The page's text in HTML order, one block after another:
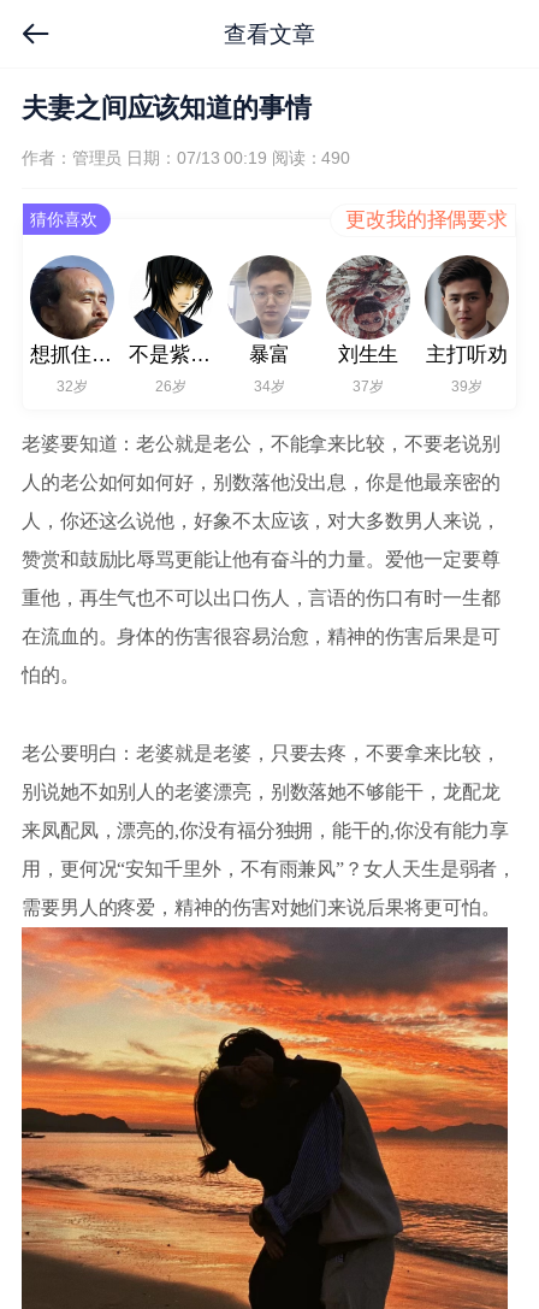
查看文章
夫妻之间应该知道的事情
作者：管理员 日期：07/13 00:19 阅读：490
猜你喜欢 更改我的择偶要求
想抓住爱情
32岁
不是紫拉，是桂
26岁
暴富
34岁
刘生生
37岁
主打听劝
39岁
老婆要知道：老公就是老公，不能拿来比较，不要老说别
人的老公如何如何好，别数落他没出息，你是他最亲密的
人，你还这么说他，好象不太应该，对大多数男人来说，
赞赏和鼓励比辱骂更能让他有奋斗的力量。爱他一定要尊
重他，再生气也不可以出口伤人，言语的伤口有时一生都
在流血的。身体的伤害很容易治愈，精神的伤害后果是可
怕的。
老公要明白：老婆就是老婆，只要去疼，不要拿来比较，
别说她不如别人的老婆漂亮，别数落她不够能干，龙配龙
来凤配凤，漂亮的,你没有福分独拥，能干的,你没有能力享
用，更何况“安知千里外，不有雨兼风”？女人天生是弱者，
需要男人的疼爱，精神的伤害对她们来说后果将更可怕。